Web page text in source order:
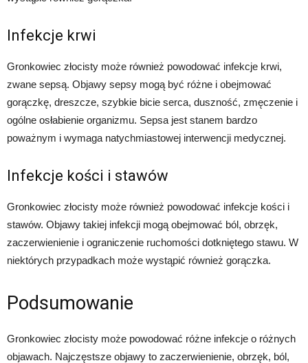
Infekcje krwi
Gronkowiec złocisty może również powodować infekcje krwi,
zwane sepsą. Objawy sepsy mogą być różne i obejmować
gorączkę, dreszcze, szybkie bicie serca, duszność, zmęczenie i
ogólne osłabienie organizmu. Sepsa jest stanem bardzo
poważnym i wymaga natychmiastowej interwencji medycznej.
Infekcje kości i stawów
Gronkowiec złocisty może również powodować infekcje kości i
stawów. Objawy takiej infekcji mogą obejmować ból, obrzęk,
zaczerwienienie i ograniczenie ruchomości dotkniętego stawu. W
niektórych przypadkach może wystąpić również gorączka.
Podsumowanie
Gronkowiec złocisty może powodować różne infekcje o różnych
objawach. Najczęstsze objawy to zaczerwienienie, obrzęk, ból,